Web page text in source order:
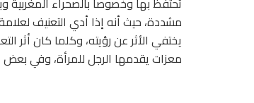
مشددة، حيث أنه إذا أدي التعنيف
يختفي الأثر عن رؤيته، وكلما كان أثر
معزات يقدمها الرجل للمرأة، وفي بعض